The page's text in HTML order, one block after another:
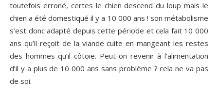
toutefois erroné, certes le chien descend du loup mais le
chien a été domestiqué il y a 10 000 ans ! son métabolisme
s’est donc adapté depuis cette période et cela fait 10 000
ans qu’il reçoit de la viande cuite en mangeant les restes
des hommes qu’il côtoie. Peut-on revenir à l’alimentation
d’il y a plus de 10 000 ans sans problème ? cela ne va pas
de soi.